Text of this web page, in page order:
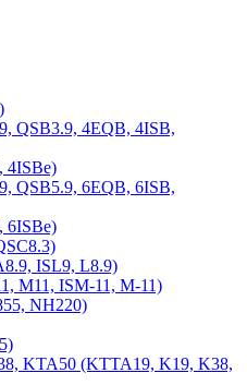
QSB3.9, 4EQB, 4ISB,
4ISBe)
QSB5.9, 6EQB, 6ISB,
6ISBe)
ISL9, L8.9)
M11, ISM-11, M-11)
NH220)
KTA50 (KTTA19, K19, K38,